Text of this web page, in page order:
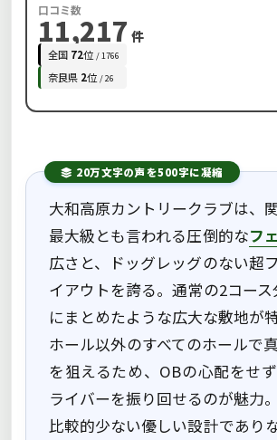
口コミ数
11,217 件
全国 72位 / 1766
奈良県 2位 / 26
20万文字の声を500字に凝縮
大和高原カントリークラブは、
最大級とも言われる圧倒的なフ
広さと、ドッグレッグのない超
イアウトを誇る。通常の2コース
にまとめたような広大な敷地が
ホール以外のすべてのホールで
を狙えるため、OBの心配をせ
ライバーを振り回せるのが魅力
比較的少ない優しい設計であり